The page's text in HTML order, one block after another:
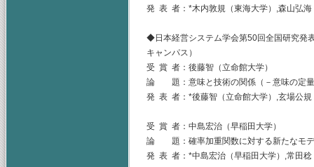
発 表 者：*木内敦規（東海大学）,森山弘
◆日本経営システム学会第50回全国研究発
キャンパス）
受 賞 者：後藤智（立命館大学）
論 題：意味と技術の関係（－意味の定量
発 表 者：*後藤智（立命館大学）,玄場公
受 賞 者：中島宏治（早稲田大学）
論 題：確率加重関数に対する新たなモ
発 表 者：*中島宏治（早稲田大学）,常田稔